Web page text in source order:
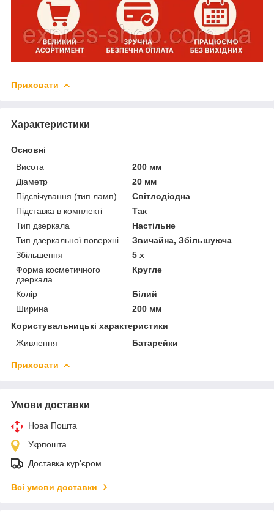
Приховати
Характеристики
Основні
Висота
200 мм
Діаметр
20 мм
Підсвічування (тип ламп)
Світлодіодна
Підставка в комплекті
Так
Тип дзеркала
Настільне
Тип дзеркальної поверхні
Звичайна, Збільшуюча
Збільшення
5 х
Форма косметичного
дзеркала
Кругле
Колір
Білий
Ширина
200 мм
Користувальницькі характеристики
Живлення
Батарейки
Приховати
Умови доставки
Нова Пошта
Укрпошта
Доставка кур'єром
Всі умови доставки